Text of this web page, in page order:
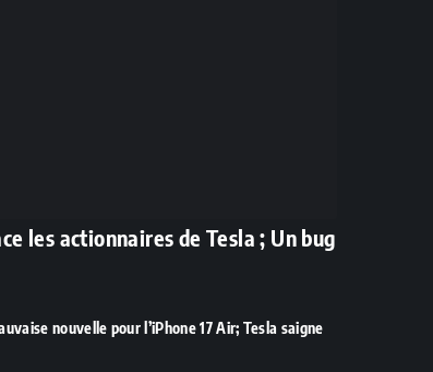
les actionnaires de Tesla ; Un bug
nouvelle pour l’iPhone 17 Air; Tesla saigne